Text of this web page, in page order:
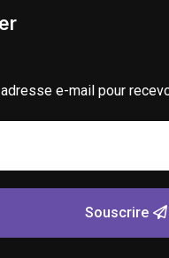
e-mail pour
Souscrire